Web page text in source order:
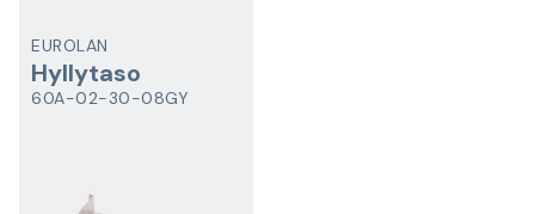
EUROLAN
Hyllytaso
60A-02-30-08GY